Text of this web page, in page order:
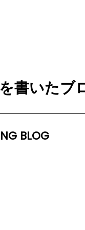
書いたブ
BLOG